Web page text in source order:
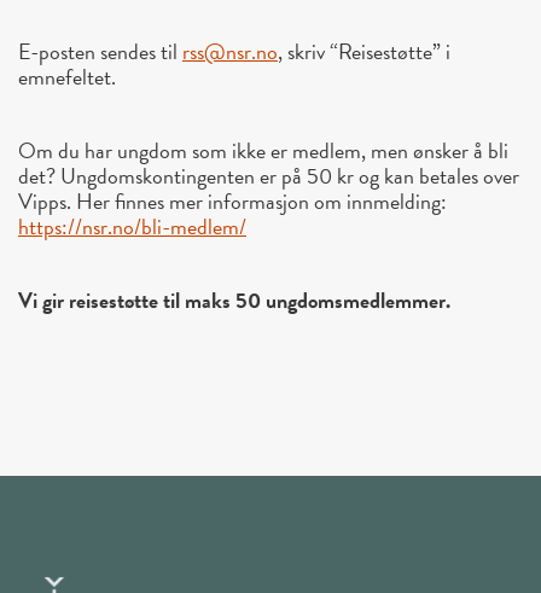
E-posten sendes til rss@nsr.no, skriv “Reisestøtte” i
emnefeltet.
Om du har ungdom som ikke er medlem, men ønsker å bli
det? Ungdomskontingenten er på 50 kr og kan betales over
Vipps. Her finnes mer informasjon om innmelding:
https://nsr.no/bli-medlem/
Vi gir reisestøtte til maks 50 ungdomsmedlemmer.